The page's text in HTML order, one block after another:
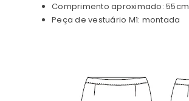
Comprimento aproximado: 55cm
Peça de vestuário M1: montada